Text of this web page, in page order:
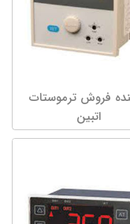
فروش ترموستات
اتبین